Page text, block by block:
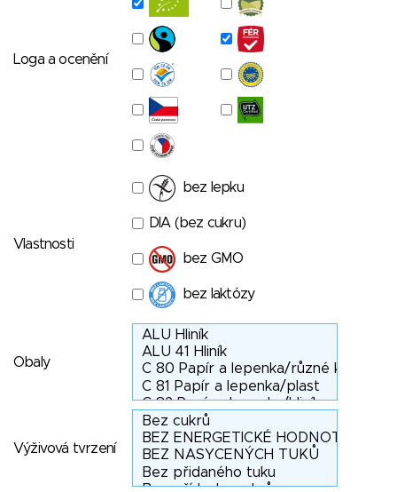
Loga a ocenění
Vlastnosti
bez lepku
DIA (bez cukru)
bez GMO
bez laktózy
Obaly
Výživová tvrzení